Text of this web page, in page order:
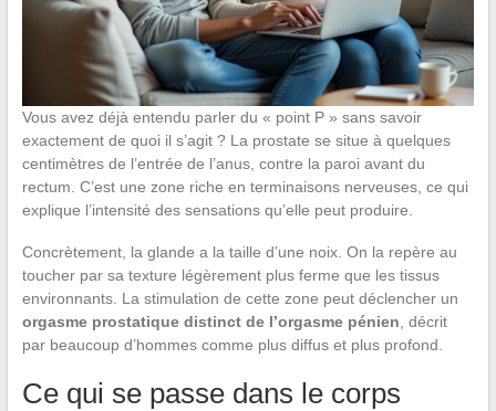
Vous avez déjà entendu parler du « point P » sans savoir
exactement de quoi il s’agit ? La prostate se situe à quelques
centimètres de l’entrée de l’anus, contre la paroi avant du
rectum. C’est une zone riche en terminaisons nerveuses, ce qui
explique l’intensité des sensations qu’elle peut produire.
Concrètement, la glande a la taille d’une noix. On la repère au
toucher par sa texture légèrement plus ferme que les tissus
environnants. La stimulation de cette zone peut déclencher un
orgasme prostatique distinct de l’orgasme pénien, décrit
par beaucoup d’hommes comme plus diffus et plus profond.
Ce qui se passe dans le corps